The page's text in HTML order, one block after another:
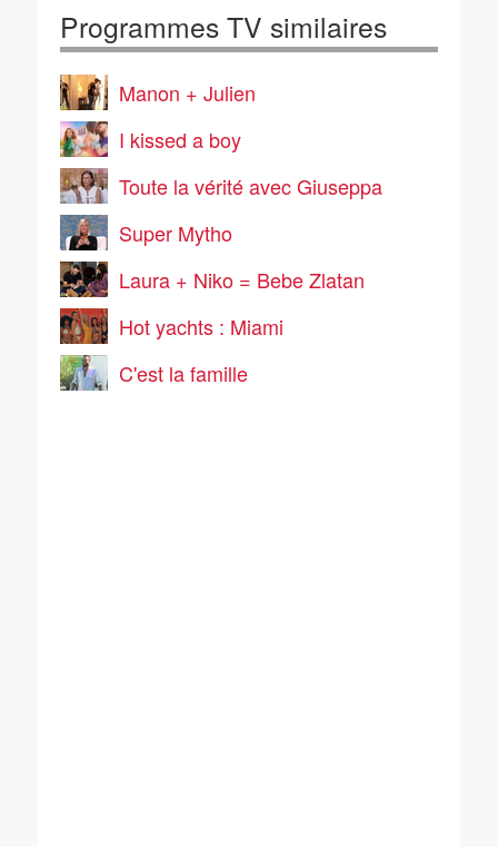
Programmes TV similaires
Manon + Julien
I kissed a boy
Toute la vérité avec Giuseppa
Super Mytho
Laura + Niko = Bebe Zlatan
Hot yachts : Miami
C'est la famille